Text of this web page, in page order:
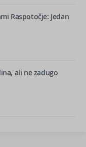
Raspotočje: Jedan
ali ne zadugo